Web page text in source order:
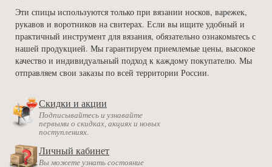
Эти спицы используются только при вязании носков, варежек,
рукавов и воротников на свитерах. Если вы ищите удобный и
практичный инструмент для вязания, обязательно ознакомьтесь с
нашей продукцией. Мы гарантируем приемлемые цены, высокое
качество и индивидуальный подход к каждому покупателю. Мы
отправляем свои заказы по всей территории России.
Скидки и акции
Подписывайтесь и узнавайте
первыми о скидках, акциях и новых
поступлениях.
Личный кабинет
Вы можете узнать состояние